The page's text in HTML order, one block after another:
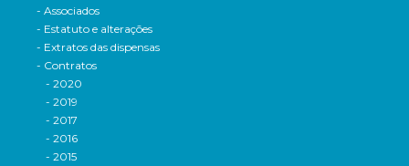
- Associados
- Estatuto e alterações
- Extratos das dispensas
- Contratos
- 2020
- 2019
- 2017
- 2016
- 2015